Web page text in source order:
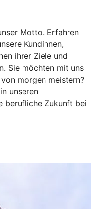
Motto. Erfahren
Kundinnen,
ihrer Ziele und
Sie möchten mit uns
morgen meistern?
unseren
berufliche Zukunft bei